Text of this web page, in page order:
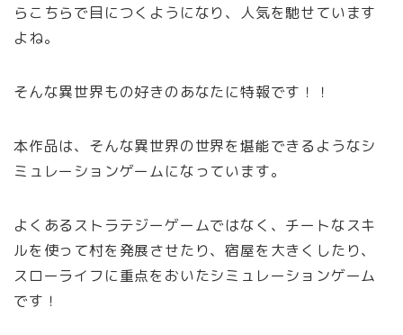
らこちらで目につくようになり、人気を馳せています
よね。
そんな異世界もの好きのあなたに特報です！！
本作品は、そんな異世界の世界を堪能できるようなシ
ミュレーションゲームになっています。
よくあるストラテジーゲームではなく、チートなスキ
ルを使って村を発展させたり、宿屋を大きくしたり、
スローライフに重点をおいたシミュレーションゲーム
です！